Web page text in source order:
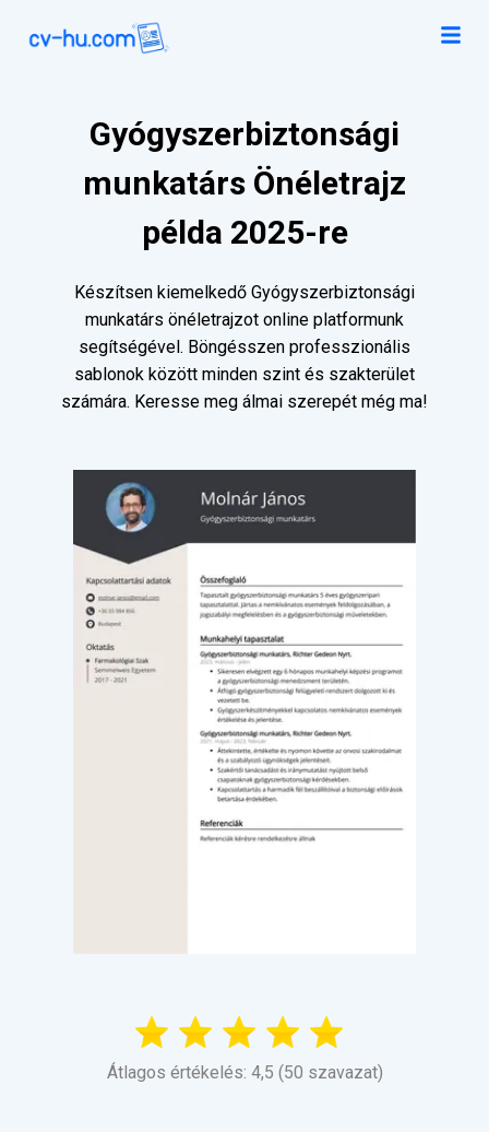
Gyógyszerbiztonsági
munkatárs Önéletrajz
példa 2025-re
Készítsen kiemelkedő Gyógyszerbiztonsági
munkatárs önéletrajzot online platformunk
segítségével. Böngésszen professzionális
sablonok között minden szint és szakterület
számára. Keresse meg álmai szerepét még ma!
Átlagos értékelés: 4,5 (50 szavazat)